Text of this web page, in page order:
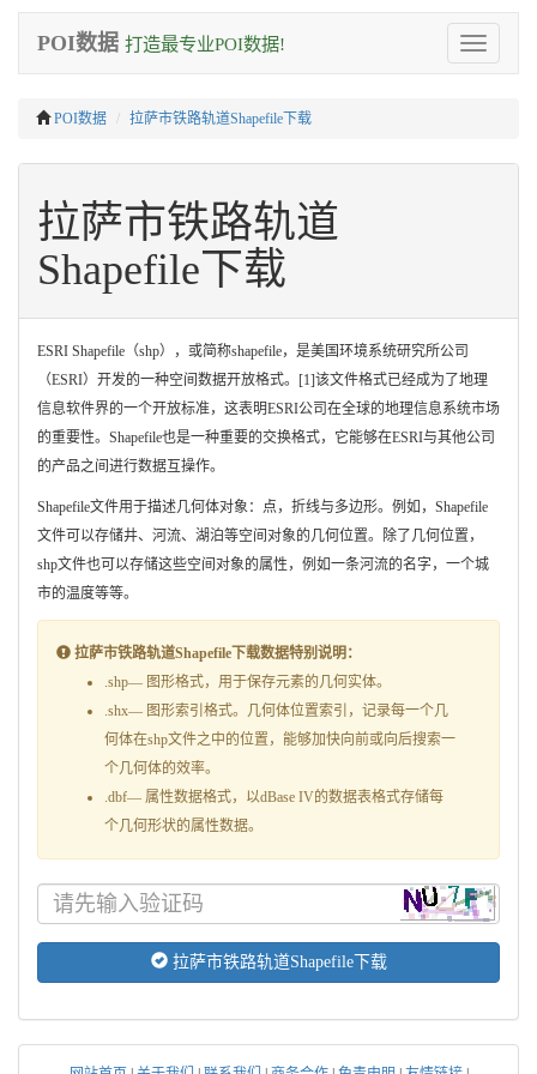
Toggle
navigation
POI数据 打造最专业POI数据!
POI数据 拉萨市铁路轨道Shapefile下载
拉萨市铁路轨道
Shapefile下载
ESRI Shapefile（shp），或简称shapefile，是美国环境系统研究所公司
（ESRI）开发的一种空间数据开放格式。[1]该文件格式已经成为了地理
信息软件界的一个开放标准，这表明ESRI公司在全球的地理信息系统市场
的重要性。Shapefile也是一种重要的交换格式，它能够在ESRI与其他公司
的产品之间进行数据互操作。
Shapefile文件用于描述几何体对象：点，折线与多边形。例如，Shapefile
文件可以存储井、河流、湖泊等空间对象的几何位置。除了几何位置，
shp文件也可以存储这些空间对象的属性，例如一条河流的名字，一个城
市的温度等等。
拉萨市铁路轨道Shapefile下载数据特别说明：
.shp— 图形格式，用于保存元素的几何实体。
.shx— 图形索引格式。几何体位置索引，记录每一个几
何体在shp文件之中的位置，能够加快向前或向后搜索一
个几何体的效率。
.dbf— 属性数据格式，以dBase IV的数据表格式存储每
个几何形状的属性数据。
拉萨市铁路轨道Shapefile下载